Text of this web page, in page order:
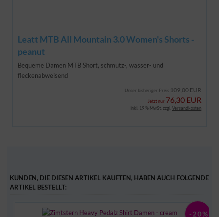
Leatt MTB All Mountain 3.0 Women's Shorts -
peanut
Bequeme Damen MTB Short, schmutz-, wasser- und
fleckenabweisend
Unser bisheriger Preis 109,00 EUR
Jetzt nur 76,30 EUR
inkl. 19 % MwSt. zzgl. Versandkosten
KUNDEN, DIE DIESEN ARTIKEL KAUFTEN, HABEN AUCH FOLGENDE
ARTIKEL BESTELLT:
-20%